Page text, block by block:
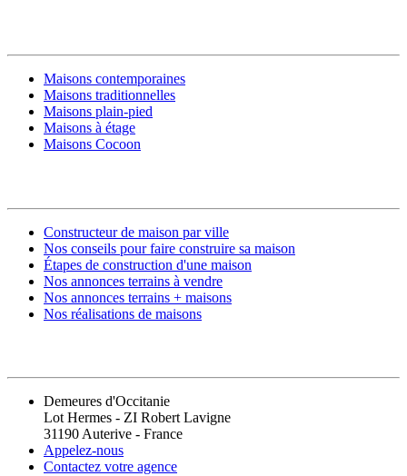
Maisons contemporaines
Maisons traditionnelles
Maisons plain-pied
Maisons à étage
Maisons Cocoon
Constructeur de maison par ville
Nos conseils pour faire construire sa maison
Étapes de construction d'une maison
Nos annonces terrains à vendre
Nos annonces terrains + maisons
Nos réalisations de maisons
Demeures d'Occitanie
Lot Hermes - ZI Robert Lavigne
31190 Auterive - France
Appelez-nous
Contactez votre agence